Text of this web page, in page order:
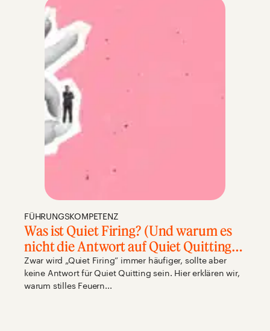
FÜHRUNGSKOMPETENZ
Was ist Quiet Firing? (Und warum es
nicht die Antwort auf Quiet Quitting
ist)
Zwar wird „Quiet Firing” immer häufiger, sollte aber
keine Antwort für Quiet Quitting sein. Hier erklären wir,
warum stilles Feuern...